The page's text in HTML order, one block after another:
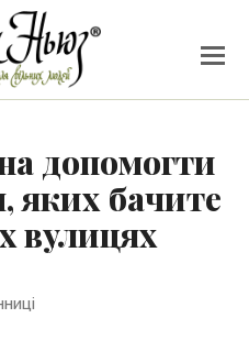
допомогти
яких бачите
вулицях